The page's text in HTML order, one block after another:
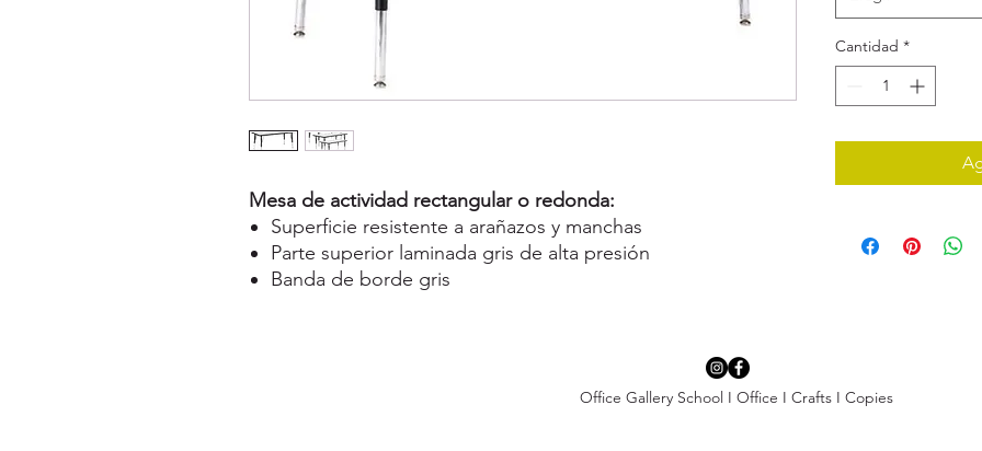
Mesa de actividad rectangular o redonda:
Superficie resistente a arañazos y manchas
Parte superior laminada gris de alta presión
Banda de borde gris
Cantidad *
Office Gallery School I Office I Crafts I Copies